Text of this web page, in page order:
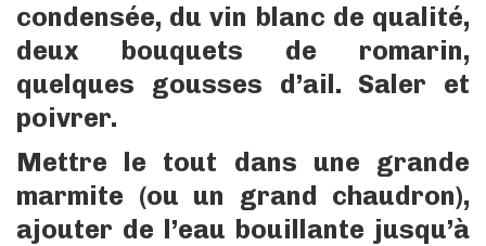
condensée, du vin blanc de qualité,
deux bouquets de romarin,
quelques gousses d’ail. Saler et
poivrer.
Mettre le tout dans une grande
marmite (ou un grand chaudron),
ajouter de l’eau bouillante jusqu’à